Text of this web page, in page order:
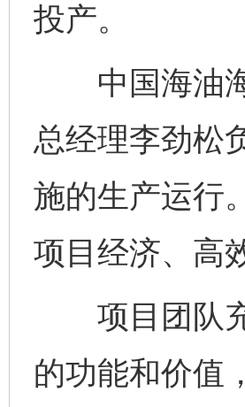
投产。
中国海油海
总经理李劲松
施的生产运行
项目经济、高
项目团队充
的功能和价值